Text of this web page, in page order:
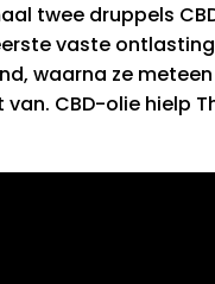
twee druppels
vaste
waarna ze
van. CBD-olie hielp